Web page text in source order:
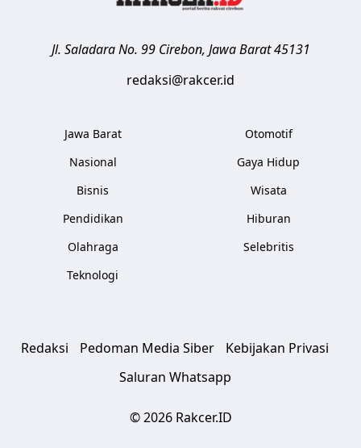
Jl. Saladara No. 99 Cirebon, Jawa Barat 45131
redaksi@rakcer.id
Jawa Barat
Nasional
Bisnis
Pendidikan
Olahraga
Teknologi
Otomotif
Gaya Hidup
Wisata
Hiburan
Selebritis
Redaksi Pedoman Media Siber
Kebijakan Privasi
Saluran Whatsapp
© 2026 Rakcer.ID